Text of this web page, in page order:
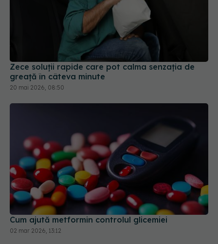
Zece soluții rapide care pot calma senzația de
greață în câteva minute
20 mai 2026, 08:50
Cum ajută metformin controlul glicemiei
02 mar 2026, 13:12